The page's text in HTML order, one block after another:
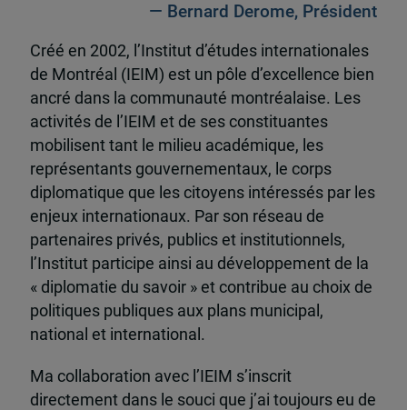
— Bernard Derome, Président
Créé en 2002, l’Institut d’études internationales
de Montréal (IEIM) est un pôle d’excellence bien
ancré dans la communauté montréalaise. Les
activités de l’IEIM et de ses constituantes
mobilisent tant le milieu académique, les
représentants gouvernementaux, le corps
diplomatique que les citoyens intéressés par les
enjeux internationaux. Par son réseau de
partenaires privés, publics et institutionnels,
l’Institut participe ainsi au développement de la
« diplomatie du savoir » et contribue au choix de
politiques publiques aux plans municipal,
national et international.
Ma collaboration avec l’IEIM s’inscrit
directement dans le souci que j’ai toujours eu de